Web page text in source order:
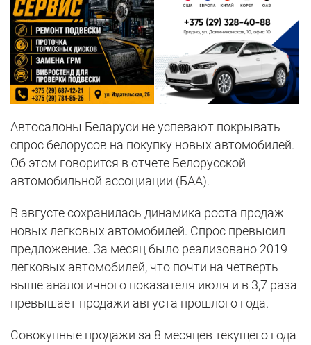
Автосалоны Беларуси не успевают покрывать
спрос белорусов на покупку новых автомобилей.
Об этом говорится в отчете Белорусской
автомобильной ассоциации (БАА).
В августе сохранилась динамика роста продаж
новых легковых автомобилей. Спрос превысил
предложение. За месяц было реализовано 2019
легковых автомобилей, что почти на четверть
выше аналогичного показателя июля и в 3,7 раза
превышает продажи августа прошлого года.
Совокупные продажи за 8 месяцев текущего года